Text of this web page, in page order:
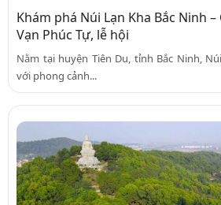
Khám phá Núi Lạn Kha Bắc Ninh –
Vạn Phúc Tự, lễ hội
Nằm tại huyện Tiên Du, tỉnh Bắc Ninh,
với phong cảnh...